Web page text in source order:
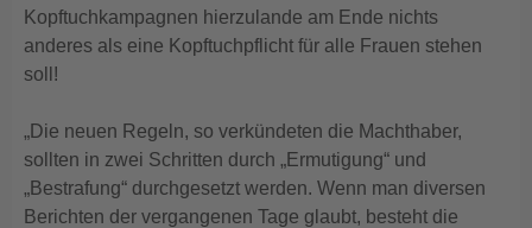
Kopftuchkampagnen hierzulande am Ende nichts
anderes als eine Kopftuchpflicht für alle Frauen stehen
soll!
„Die neuen Regeln, so verkündeten die Machthaber,
sollten in zwei Schritten durch „Ermutigung“ und
„Bestrafung“ durchgesetzt werden. Wenn man diversen
Berichten der vergangenen Tage glaubt, besteht die